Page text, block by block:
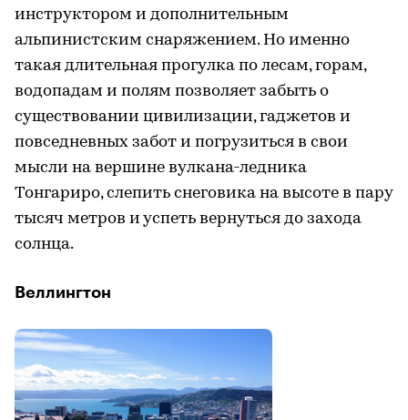
инструктором и дополнительным
альпинистским снаряжением. Но именно
такая длительная прогулка по лесам, горам,
водопадам и полям позволяет забыть о
существовании цивилизации, гаджетов и
повседневных забот и погрузиться в свои
мысли на вершине вулкана-ледника
Тонгариро, слепить снеговика на высоте в пару
тысяч метров и успеть вернуться до захода
солнца.
Веллингтон